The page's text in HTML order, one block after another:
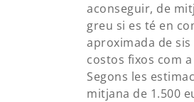
aconseguir, de
greu si es té en
aproximada de
costos fixos com
Segons les
mitjana de 1.500